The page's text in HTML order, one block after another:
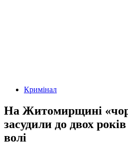
Кримінал
На Житомирщині
засудили до двох
волі